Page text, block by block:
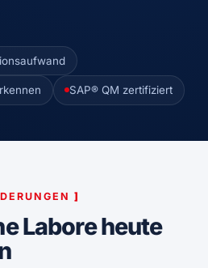
SAP® QM zertifiziert
]
Labore heute